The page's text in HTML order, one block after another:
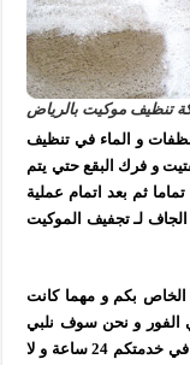
تنظيف موكيت بالرياض
و الماء في تنظيف
و فرك البقع حتي يتم
ثم بعد اتمام عملية
الجاف لـ تجفيف الموكيت
الخاص بكم و مهما كانت
الفور و نحن سوف نلبي
طلبكم في اسرع وقت ، لا تترددوا و اتصلوا بنا نحن في خدمتكم 24 ساعة و لا